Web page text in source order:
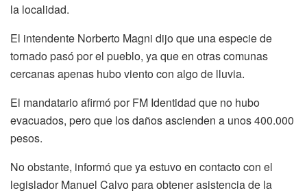
la localidad.
El intendente Norberto Magni dijo que una especie de
tornado pasó por el pueblo, ya que en otras comunas
cercanas apenas hubo viento con algo de lluvia.
El mandatario afirmó por FM Identidad que no hubo
evacuados, pero que los daños ascienden a unos 400.000
pesos.
No obstante, informó que ya estuvo en contacto con el
legislador Manuel Calvo para obtener asistencia de la